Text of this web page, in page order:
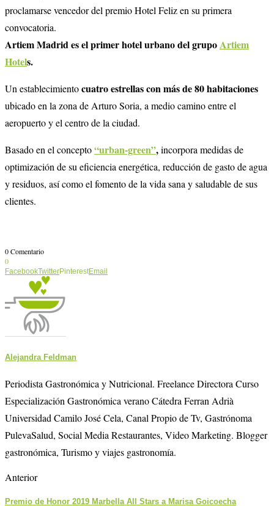
proclamarse vencedor del premio Hotel Feliz en su primera
convocatoria.
Artiem Madrid es el primer hotel urbano del grupo Artiem
Hotels.
Un establecimientocuatro estrellas con más de 80 habitaciones
ubicado en la zona de Arturo Soria, a medio camino entre el
aeropuerto y el centro de la ciudad.
Basado en el concepto“urban-green”,incorpora medidas de
optimización de su eficiencia energética, reducción de gasto de agua
y residuos, así como el fomento de la vida sana y saludable de sus
clientes.
0 Comentario
0
FacebookTwitterPinterestEmail
Alejandra Feldman
Periodista Gastronómica y Nutricional. Freelance Directora Curso
Especialización Gastronómica verano Cátedra Ferran Adrià
Universidad Camilo José Cela, Canal Propio de Tv, Gastrónoma
PulevaSalud, Social Media Restaurantes, Video Marketing. Blogger
gastronómica, Turismo y viajes gastronomía.
Anterior
Premio de Honor 2019 Marbella All Stars a Marisa Goicoecha